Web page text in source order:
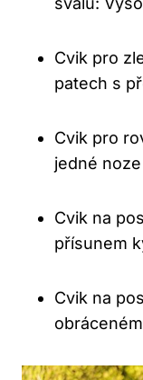
Cvik pro
patech s
Cvik pro
jedné noze
Cvik na
přísunem
Cvik na